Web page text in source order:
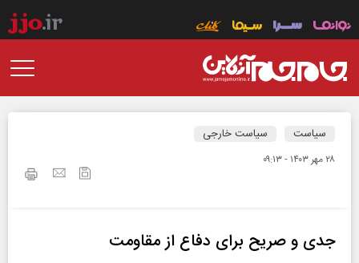
سیاست سیاست خارجی
۲۸ مهر ۱۴۰۳ - ۰۹:۱۳
جدی و صریح برای دفاع از مقاومت